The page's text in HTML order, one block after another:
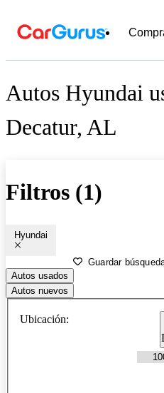
Autos Hyundai
Decatur, AL
Filtros (1)
Hyundai
Guardar
Autos usados
Autos nuevos
Ubicación: